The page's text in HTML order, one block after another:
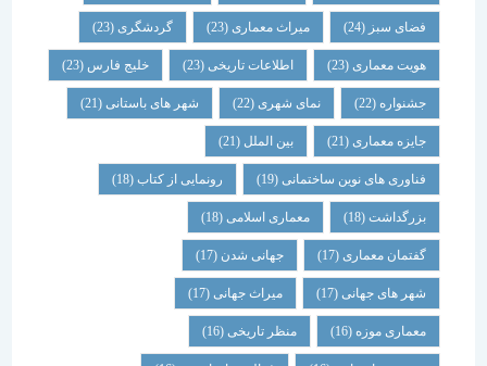
فضای سبز(24) میراث معماری (23) گردشگری (23)
هویت معماری (23) اطلاعات تاریخی(23) خلیج فارس(23)
جشنواره(22) نمای شهری(22) شهر های باستانی (21)
جایزه معماری (21) بین الملل(21)
فناوری های نوین ساختمانی(19) رونمایی از کتاب (18)
بزرگداشت (18) معماری اسلامی(18)
گفتمان معماری (17) جهانی شدن(17)
شهر های جهانی(17) میراث جهانی(17)
معماری موزه(16) منظر تاریخی (16)